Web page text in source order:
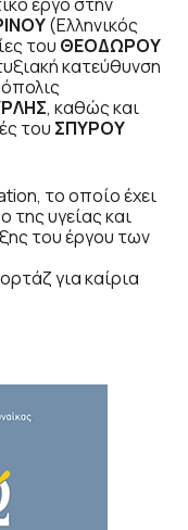
(Ελληνικός
του ΘΕΟΔΩΡΟΥ
κατεύθυνση
, καθώς και
του ΣΠΥΡΟΥ
το οποίο έχει
της υγείας και
του έργου των
για καίρια